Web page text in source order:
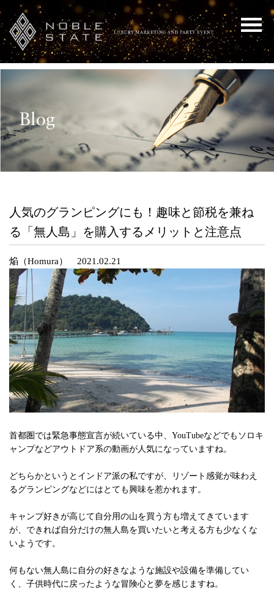
人気のグランピングにも！趣味と節税を兼ね
る「無人島」を購入するメリットと注意点
焔（Homura） 2021.02.21
首都圏では緊急事態宣言が続いている中、YouTubeなどでもソロキ
ャンプなどアウトドア系の動画が人気になっていますね。
どちらかというとインドア派の私ですが、リゾート感覚が味わえ
るグランピングなどにはとても興味を惹かれます。
キャンプ好きが高じて自分用の山を買う方も増えてきています
が、できれば自分だけの無人島を買いたいと考える方も少なくな
いようです。
何もない無人島に自分の好きなような施設や設備を準備してい
く、子供時代に戻ったような冒険心と夢を感じますね。